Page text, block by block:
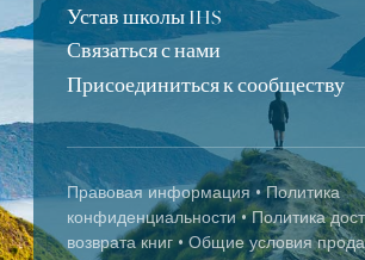
Устав школы IHS
Связаться с нами
Присоединиться к сообществу
Правовая информация •Политика
конфиденциальности•Политика
возврата книг•Общие условия